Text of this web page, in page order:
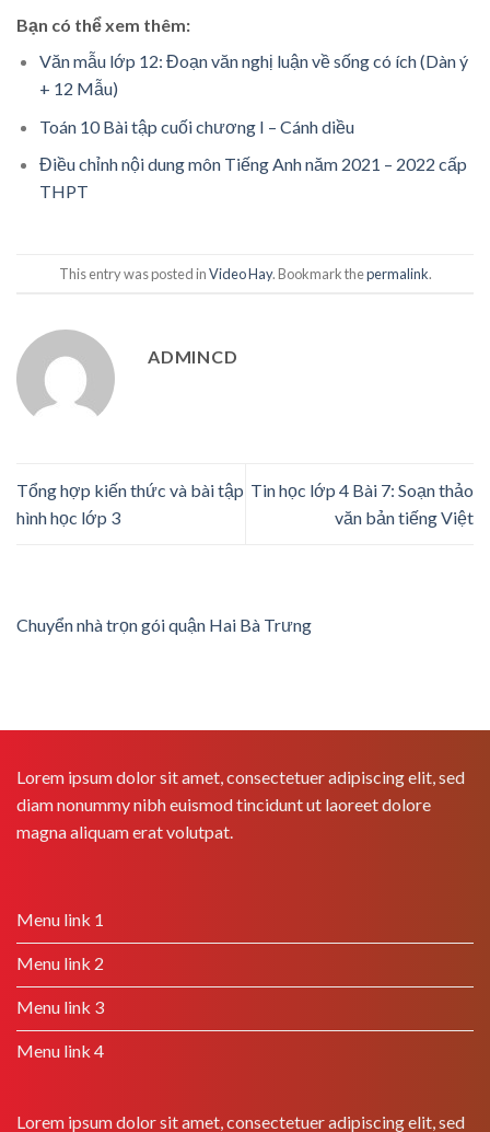
Bạn có thể xem thêm:
Văn mẫu lớp 12: Đoạn văn nghị luận về sống có ích (Dàn ý
+ 12 Mẫu)
Toán 10 Bài tập cuối chương I – Cánh diều
Điều chỉnh nội dung môn Tiếng Anh năm 2021 – 2022 cấp
THPT
This entry was posted inVideo Hay. Bookmark thepermalink.
ADMINCD
Tổng hợp kiến thức và bài tập
hình học lớp 3
Tin học lớp 4 Bài 7: Soạn thảo
văn bản tiếng Việt
Chuyển nhà trọn gói quận Hai Bà Trưng
Lorem ipsum dolor sit amet, consectetuer adipiscing elit, sed
diam nonummy nibh euismod tincidunt ut laoreet dolore
magna aliquam erat volutpat.
Menu link 1
Menu link 2
Menu link 3
Menu link 4
Lorem ipsum dolor sit amet, consectetuer adipiscing elit, sed